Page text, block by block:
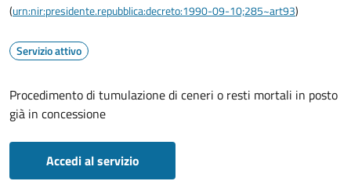
(urn:nir:presidente.repubblica:decreto:1990-09-10;285~art93)
Servizio attivo
Procedimento di tumulazione di ceneri o resti mortali in posto
già in concessione
Accedi al servizio